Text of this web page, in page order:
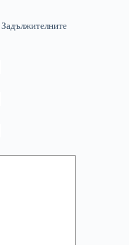
Задължителните